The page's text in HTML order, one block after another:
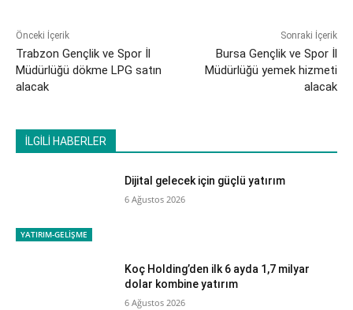
Önceki İçerik
Trabzon Gençlik ve Spor İl
Müdürlüğü dökme LPG satın
alacak
Sonraki İçerik
Bursa Gençlik ve Spor İl
Müdürlüğü yemek hizmeti
alacak
İLGİLİ HABERLER
YATIRIM-GELİŞME
Dijital gelecek için güçlü yatırım
6 Ağustos 2026
Koç Holding’den ilk 6 ayda 1,7 milyar
dolar kombine yatırım
6 Ağustos 2026